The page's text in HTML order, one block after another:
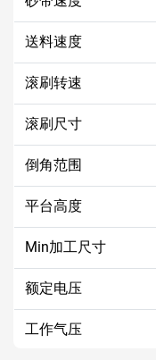
送料速度
滚刷转速
滚刷尺寸
倒角范围
平台高度
Min加工尺寸
额定电压
工作气压